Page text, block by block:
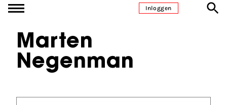
Ga naar inhoudInloggen
Marten
Negenman